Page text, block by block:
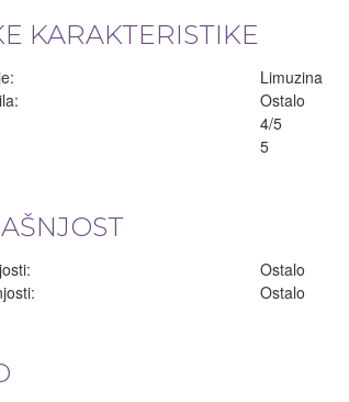
KARAKTERISTIKE
Limuzina
Ostalo
4/5
5
Ostalo
Ostalo